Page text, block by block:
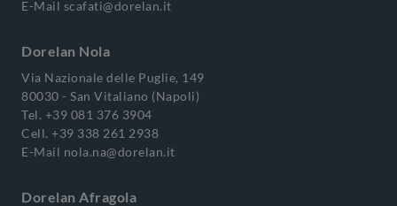
E-Mail scafati@dorelan.it
Dorelan Nola
Via Nazionale delle Puglie, 149
80030 - San Vitaliano (Napoli)
Tel. +39 081 376 3904
Cell. +39 338 261 2938
E-Mail nola.na@dorelan.it
Dorelan Afragola